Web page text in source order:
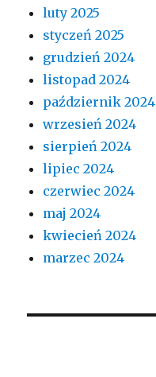
luty 2025
styczeń 2025
grudzień 2024
listopad 2024
październik 2024
wrzesień 2024
sierpień 2024
lipiec 2024
czerwiec 2024
maj 2024
kwiecień 2024
marzec 2024